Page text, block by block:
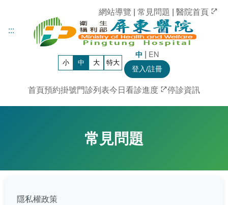
:::
網站導覽 | 常見問題 | 醫院首頁
首頁預約掛號門診列表今日看診進度 停診資訊
小 中 大 特大
中 | EN
登入/註冊
常見問題
隱私權政策